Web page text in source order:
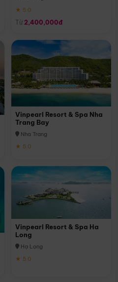
★ 5.0
Từ 2,400,000đ
Vinpearl Resort & Spa Nha
Trang Bay
Nha Trang
★ 5.0
Vinpearl Resort & Spa Ha
Long
Hạ Long
★ 5.0